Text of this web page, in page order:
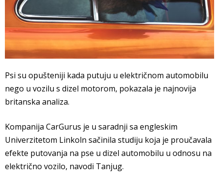
Psi su opušteniji kada putuju u električnom automobilu
nego u vozilu s dizel motorom, pokazala je najnovija
britanska analiza.
Kompanija CarGurus je u saradnji sa engleskim
Univerzitetom Linkoln sačinila studiju koja je proučavala
efekte putovanja na pse u dizel automobilu u odnosu na
električno vozilo, navodi Tanjug.